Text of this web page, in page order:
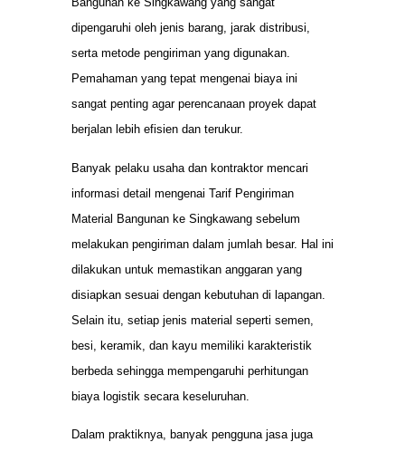
dipengaruhi oleh jenis barang, jarak distribusi,
serta metode pengiriman yang digunakan.
Pemahaman yang tepat mengenai biaya ini
sangat penting agar perencanaan proyek dapat
berjalan lebih efisien dan terukur.
Banyak pelaku usaha dan kontraktor mencari
informasi detail mengenai Tarif Pengiriman
Material Bangunan ke Singkawang sebelum
melakukan pengiriman dalam jumlah besar. Hal ini
dilakukan untuk memastikan anggaran yang
disiapkan sesuai dengan kebutuhan di lapangan.
Selain itu, setiap jenis material seperti semen,
besi, keramik, dan kayu memiliki karakteristik
berbeda sehingga mempengaruhi perhitungan
biaya logistik secara keseluruhan.
Dalam praktiknya, banyak pengguna jasa juga